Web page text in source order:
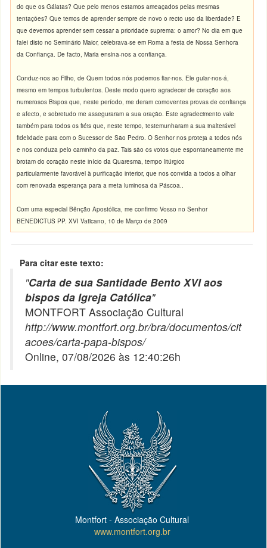
do que os Gálatas? Que pelo menos estamos ameaçados pelas mesmas
tentações? Que temos de aprender sempre de novo o recto uso da liberdade? E
que devemos aprender sem cessar a prioridade suprema: o amor? No dia em que
falei disto no Seminário Maior, celebrava-se em Roma a festa de Nossa Senhora
da Confiança. De facto, Maria ensina-nos a confiança.
Conduz-nos ao Filho, de Quem todos nós podemos fiar-nos. Ele guiar-nos-á,
mesmo em tempos turbulentos. Deste modo quero agradecer de coração aos
numerosos Bispos que, neste período, me deram comoventes provas de confiança
e afecto, e sobretudo me asseguraram a sua oração. Este agradecimento vale
também para todos os fiéis que, neste tempo, testemunharam a sua inalterável
fidelidade para com o Sucessor de São Pedro. O Senhor nos proteja a todos nós
e nos conduza pelo caminho da paz. Tais são os votos que espontaneamente me
brotam do coração neste início da Quaresma, tempo litúrgico
particularmente favorável à purificação interior, que nos convida a todos a olhar
com renovada esperança para a meta luminosa da Páscoa..
Com uma especial Bênção Apostólica, me confirmo Vosso no Senhor
BENEDICTUS PP. XVI Vaticano, 10 de Março de 2009
Para citar este texto:
"Carta de sua Santidade Bento XVI aos
bispos da Igreja Católica"
MONTFORT Associação Cultural
http://www.montfort.org.br/bra/documentos/cit
acoes/carta-papa-bispos/
Online, 07/08/2026 às 12:40:26h
Montfort - Associação Cultural
www.montfort.org.br